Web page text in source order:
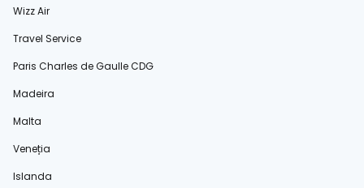
Wizz Air
Travel Service
Paris Charles de Gaulle CDG
Madeira
Malta
Veneția
Islanda